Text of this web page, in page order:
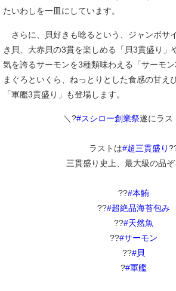
たいわしを一皿にしています。
さらに、貝好きも唸るという、ジャンボサ
き貝、大赤貝の3貫を楽しめる「貝3貫盛り」
気を誇るサーモンを3種類味わえる「サーモ
まぐろといくら、ねっとりとした食感の甘え
「軍艦3貫盛り」も登場します。
＼?#スシロー創業祭遂にラス
ラストは#超三貫盛り
三貫盛り史上、最大級の品
??#本鮪
??#超絶品海苔包み
??#天然魚
??#サーモン
??#貝
?#軍艦